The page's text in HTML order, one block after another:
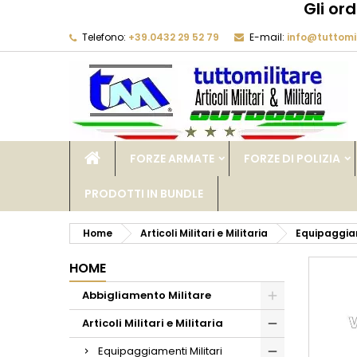
Gli
Telefono: +39.0432 29 52 79 E-mail:
FORZE ARMATE FORZE DI POLIZIA
PRODOTTI IN BUNDLE
Home Articoli Militari e Militaria
HOME
Abbigliamento Militare
Articoli Militari e Militaria
Equipaggiamenti Militari